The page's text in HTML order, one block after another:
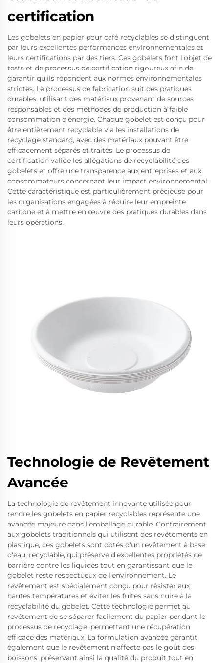
certification
Les gobelets en papier pour café recyclables se distinguent
par leurs excellentes performances environnementales et
leurs certifications par des tiers. Ces gobelets font l'objet de
tests et de processus de certification rigoureux afin de
garantir qu'ils répondent aux normes environnementales
strictes. Le processus de fabrication suit des pratiques
durables, utilisant des matériaux provenant de sources
responsables et des méthodes de production à faible
consommation d'énergie. Chaque gobelet est conçu pour
être entièrement recyclable via les installations de
recyclage standard, avec des matériaux pouvant être
efficacement séparés et traités. Le processus de
certification valide les allégations de recyclabilité des
gobelets et offre une transparence aux entreprises et aux
consommateurs concernant leur impact environnemental.
Cette caractéristique est particulièrement précieuse pour
les organisations engagées à réduire leur empreinte
carbone et à mettre en œuvre des pratiques durables dans
leurs opérations.
Technologie de Revêtement
Avancée
La technologie de revêtement innovante utilisée pour
rendre les gobelets en papier recyclables représente une
avancée majeure dans l'emballage durable. Contrairement
aux gobelets traditionnels qui utilisent des revêtements en
plastique, ces gobelets sont dotés d'un revêtement à base
d'eau, recyclable, qui préserve d'excellentes propriétés de
barrière contre les liquides tout en garantissant que le
gobelet reste respectueux de l'environnement. Le
revêtement est spécialement conçu pour résister aux
hautes températures et éviter les fuites sans nuire à la
recyclabilité du gobelet. Cette technologie permet au
revêtement de se séparer facilement du papier pendant le
processus de recyclage, permettant une récupération
efficace des matériaux. La formulation avancée garantit
également que le revêtement n'affecte pas le goût des
boissons, préservant ainsi la qualité du produit tout en